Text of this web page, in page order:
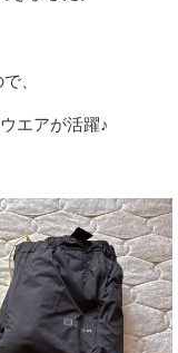
、
エアが活躍♪